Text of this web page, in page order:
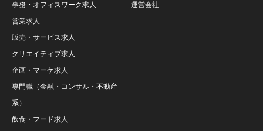
事務・オフィスワーク求人
営業求人
販売・サービス求人
クリエイティブ求人
企画・マーケ求人
専門職（金融・コンサル・不動産
系）
飲食・フード求人
運営会社